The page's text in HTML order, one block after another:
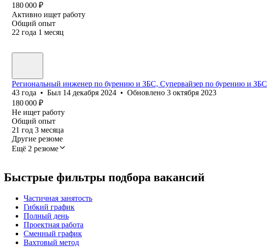
180 000 ₽
Активно ищет работу
Общий опыт
22 года 1 месяц
Региональный инженер по бурению и ЗБС, Супервайзер по бурению и ЗБС
43 года • Был 14 декабря 2024 • Обновлено 3 октября 2023
180 000 ₽
Не ищет работу
Общий опыт
21 год 3 месяца
Другие резюме
Ещё 2 резюме
Быстрые фильтры подбора вакансий
Частичная занятость
Гибкий график
Полный день
Проектная работа
Сменный график
Вахтовый метод